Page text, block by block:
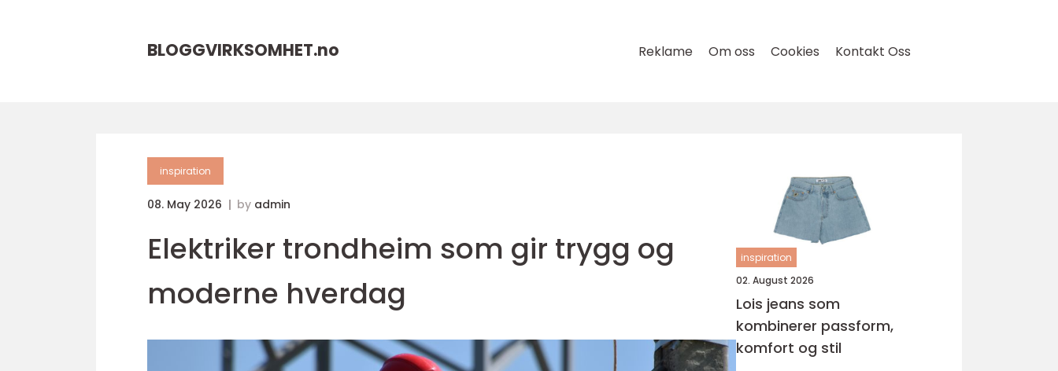
BLOGGVIRKSOMHET.no Reklame Om oss Cookies Kontakt Oss
inspiration
08. May 2026 by admin
Elektriker trondheim som gir trygg og
moderne hverdag
inspiration
02. August 2026
Lois jeans som
kombinerer passform,
komfort og stil